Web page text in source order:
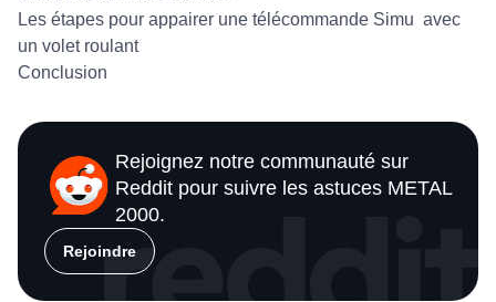
Les étapes pour appairer une télécommande Simu avec
un volet roulant
Conclusion
Rejoignez notre communauté sur
Reddit pour suivre les astuces METAL
2000.
Rejoindre